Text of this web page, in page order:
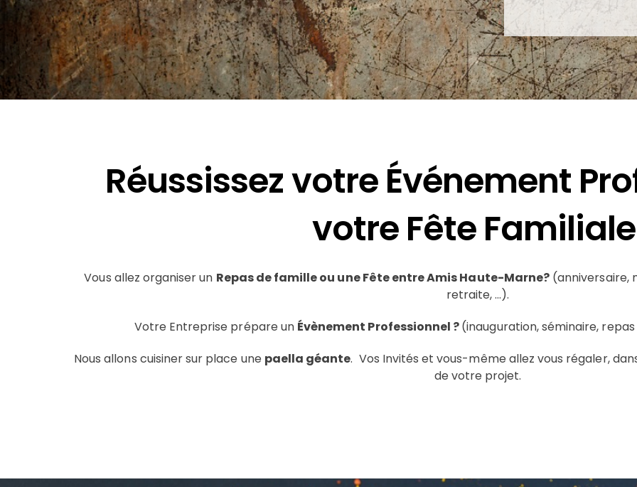
Réussissez votre Événement
votre Fête
Vous allez organiser un Repas de famille ou une Fête entre AmisHaute-Marne? (anniversaire,
retraite, …).
Votre Entreprise prépare un Évènement Professionnel ?(inauguration, séminaire,
Nous allons cuisiner sur place une paella géante. Vos Invités et vous-même allez vous régaler,
de votre projet.